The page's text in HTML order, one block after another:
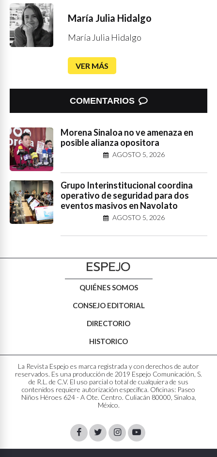
María Julia Hidalgo
María Julia Hidalgo
VER MÁS
COMENTARIOS
Morena Sinaloa no ve amenaza en
posible alianza opositora
AGOSTO 5, 2026
Grupo Interinstitucional coordina
operativo de seguridad para dos
eventos masivos en Navolato
AGOSTO 5, 2026
QUIÉNES SOMOS
CONSEJO EDITORIAL
DIRECTORIO
HISTORICO
La Revista Espejo es marca registrada y con derechos de autor
reservados. Es una producción de 2019 Espejo Comunicación, S.
de R.L. de C.V. El uso parcial o total de cualquiera de sus
contenidos requiere autorización específica. Oficinas: Paseo
Niños Héroes 624 - A Ote. Centro. Culiacán 80000, Sinaloa,
México.
FacebookTwitterInstagram
Youtube